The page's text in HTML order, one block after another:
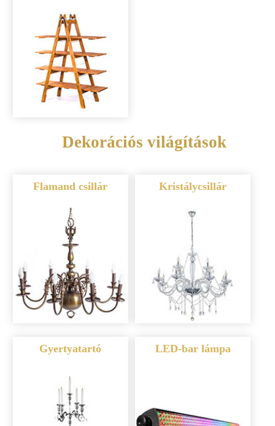
Dekorációs világítások
Flamand csillár Kristálycsillár
Gyertyatartó LED-bar lámpa